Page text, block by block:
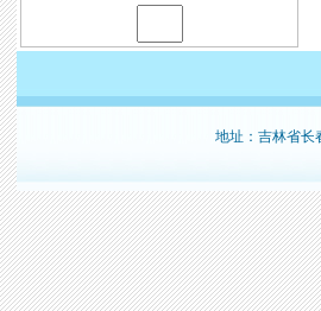
地址：吉林省长